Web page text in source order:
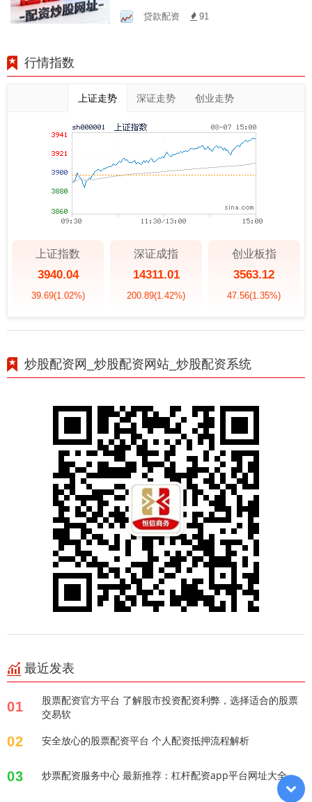
与产品设计阶段性观察
贷款配资 91
行情指数
上证走势 深证走势 创业走势
上证指数
3940.04
39.69(1.02%)
深证成指
14311.01
200.89(1.42%)
创业板指
3563.12
47.56(1.35%)
炒股配资网_炒股配资网站_炒股配资系统
最近发表
01
股票配资官方平台 了解股市投资配资利弊，选择适合的股票
交易软
02 安全放心的股票配资平台 个人配资抵押流程解析
03 炒票配资服务中心 最新推荐：杠杆配资app平台网址大全